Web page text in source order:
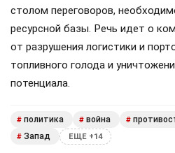
столом переговоров,
ресурсной базы. Речь идет о
от разрушения логистики и
топливного голода и
потенциала.
# политика # война #
# Запад ЕЩЕ +14